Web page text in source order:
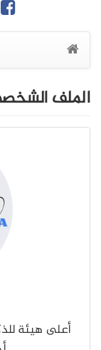
الملف
أعلى هيئة